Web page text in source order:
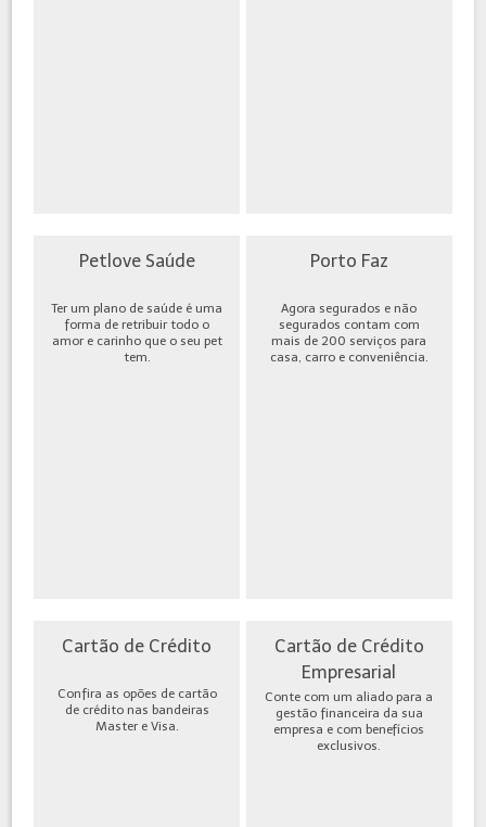
Petlove Saúde
Ter um plano de saúde é uma
forma de retribuir todo o
amor e carinho que o seu pet
tem.
Porto Faz
Agora segurados e não
segurados contam com
mais de 200 serviços para
casa, carro e conveniência.
Cartão de Crédito
Confira as opões de cartão
de crédito nas bandeiras
Master e Visa.
Cartão de Crédito
Empresarial
Conte com um aliado para a
gestão financeira da sua
empresa e com benefícios
exclusivos.